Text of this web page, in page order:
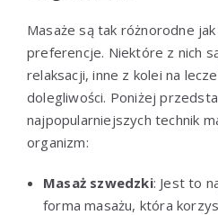
Masaże są tak różnorodne
preferencje. Niektóre z nich
relaksacji, inne z kolei na
dolegliwości. Poniżej
najpopularniejszych technik
organizm:
Masaż szwedzki: Jest to
forma masażu, która